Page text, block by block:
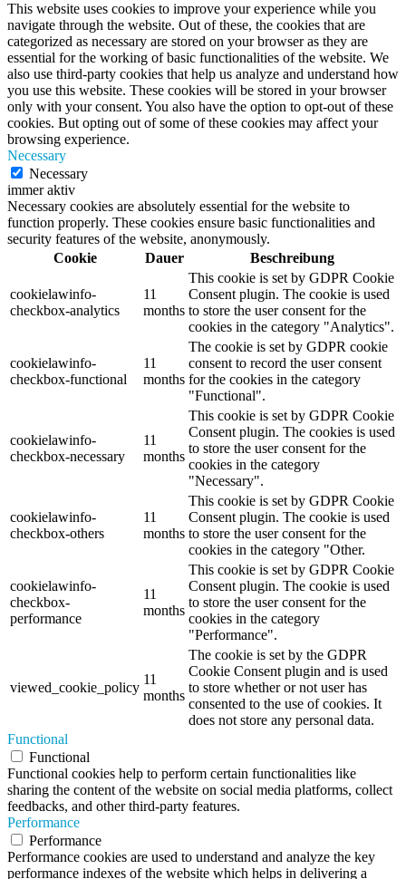
This website uses cookies to improve your experience while you
navigate through the website. Out of these, the cookies that are
categorized as necessary are stored on your browser as they are
essential for the working of basic functionalities of the website. We
also use third-party cookies that help us analyze and understand how
you use this website. These cookies will be stored in your browser
only with your consent. You also have the option to opt-out of these
cookies. But opting out of some of these cookies may affect your
browsing experience.
Necessary
Necessary
immer aktiv
Necessary cookies are absolutely essential for the website to
function properly. These cookies ensure basic functionalities and
security features of the website, anonymously.
Cookie
Dauer Beschreibung
cookielawinfo-
checkbox-analytics
11
months
This cookie is set by GDPR Cookie
Consent plugin. The cookie is used
to store the user consent for the
cookies in the category "Analytics".
cookielawinfo-
checkbox-functional
11
months
The cookie is set by GDPR cookie
consent to record the user consent
for the cookies in the category
"Functional".
cookielawinfo-
checkbox-necessary
11
months
This cookie is set by GDPR Cookie
Consent plugin. The cookies is used
to store the user consent for the
cookies in the category
"Necessary".
cookielawinfo-
checkbox-others
11
months
This cookie is set by GDPR Cookie
Consent plugin. The cookie is used
to store the user consent for the
cookies in the category "Other.
cookielawinfo-
checkbox-
performance
11
months
This cookie is set by GDPR Cookie
Consent plugin. The cookie is used
to store the user consent for the
cookies in the category
"Performance".
viewed_cookie_policy
11
months
The cookie is set by the GDPR
Cookie Consent plugin and is used
to store whether or not user has
consented to the use of cookies. It
does not store any personal data.
Functional
Functional
Functional cookies help to perform certain functionalities like
sharing the content of the website on social media platforms, collect
feedbacks, and other third-party features.
Performance
Performance
Performance cookies are used to understand and analyze the key
performance indexes of the website which helps in delivering a